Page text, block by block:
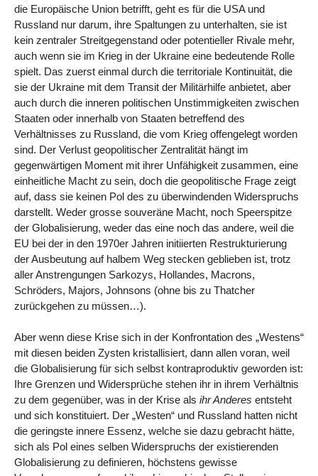
die Europäische Union betrifft, geht es für die USA und
Russland nur darum, ihre Spaltungen zu unterhalten, sie ist
kein zentraler Streitgegenstand oder potentieller Rivale mehr,
auch wenn sie im Krieg in der Ukraine eine bedeutende Rolle
spielt. Das zuerst einmal durch die territoriale Kontinuität, die
sie der Ukraine mit dem Transit der Militärhilfe anbietet, aber
auch durch die inneren politischen Unstimmigkeiten zwischen
Staaten oder innerhalb von Staaten betreffend des
Verhältnisses zu Russland, die vom Krieg offengelegt worden
sind. Der Verlust geopolitischer Zentralität hängt im
gegenwärtigen Moment mit ihrer Unfähigkeit zusammen, eine
einheitliche Macht zu sein, doch die geopolitische Frage zeigt
auf, dass sie keinen Pol des zu überwindenden Widerspruchs
darstellt. Weder grosse souveräne Macht, noch Speerspitze
der Globalisierung, weder das eine noch das andere, weil die
EU bei der in den 1970er Jahren initiierten Restrukturierung
der Ausbeutung auf halbem Weg stecken geblieben ist, trotz
aller Anstrengungen Sarkozys, Hollandes, Macrons,
Schröders, Majors, Johnsons (ohne bis zu Thatcher
zurückgehen zu müssen…).
Aber wenn diese Krise sich in der Konfrontation des „Westens“
mit diesen beiden Zysten kristallisiert, dann allen voran, weil
die Globalisierung für sich selbst kontraproduktiv geworden ist:
Ihre Grenzen und Widersprüche stehen ihr in ihrem Verhältnis
zu dem gegenüber, was in der Krise als ihr Anderes entsteht
und sich konstituiert. Der „Westen“ und Russland hatten nicht
die geringste innere Essenz, welche sie dazu gebracht hätte,
sich als Pol eines selben Widerspruchs der existierenden
Globalisierung zu definieren, höchstens gewisse